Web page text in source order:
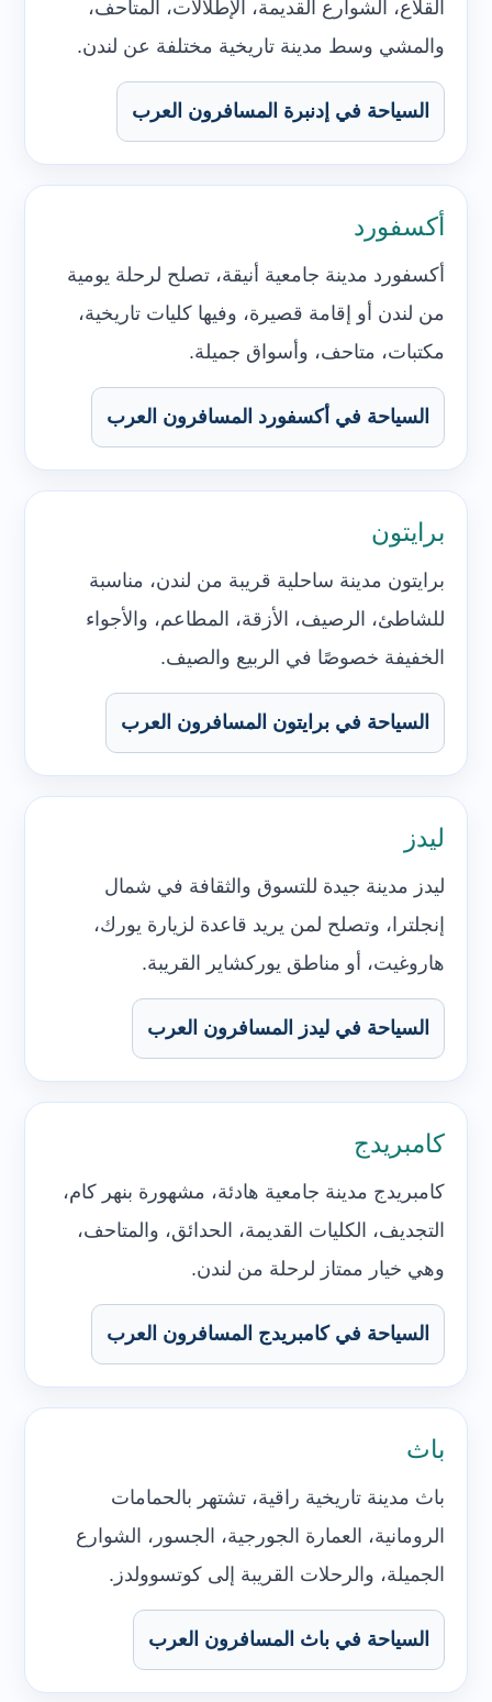
القلاع، الشوارع القديمة، الإطلالات، المتاحف،
والمشي وسط مدينة تاريخية مختلفة عن لندن.
السياحة في إدنبرة المسافرون العرب
أكسفورد
أكسفورد مدينة جامعية أنيقة، تصلح لرحلة يومية
من لندن أو إقامة قصيرة، وفيها كليات تاريخية،
مكتبات، متاحف، وأسواق جميلة.
السياحة في أكسفورد المسافرون العرب
برايتون
برايتون مدينة ساحلية قريبة من لندن، مناسبة
للشاطئ، الرصيف، الأزقة، المطاعم، والأجواء
الخفيفة خصوصًا في الربيع والصيف.
السياحة في برايتون المسافرون العرب
ليدز
ليدز مدينة جيدة للتسوق والثقافة في شمال
إنجلترا، وتصلح لمن يريد قاعدة لزيارة يورك،
هاروغيت، أو مناطق يوركشاير القريبة.
السياحة في ليدز المسافرون العرب
كامبريدج
كامبريدج مدينة جامعية هادئة، مشهورة بنهر كام،
التجديف، الكليات القديمة، الحدائق، والمتاحف،
وهي خيار ممتاز لرحلة من لندن.
السياحة في كامبريدج المسافرون العرب
باث
باث مدينة تاريخية راقية، تشتهر بالحمامات
الرومانية، العمارة الجورجية، الجسور، الشوارع
الجميلة، والرحلات القريبة إلى كوتسوولدز.
السياحة في باث المسافرون العرب